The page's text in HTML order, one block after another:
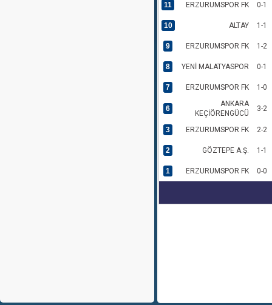
11 ERZURUMSPOR FK 0-1
10 ALTAY 1-1
9 ERZURUMSPOR FK 1-2
8 YENİ MALATYASPOR 0-1
7 ERZURUMSPOR FK 1-0
6
ANKARA
KEÇİÖRENGÜCÜ
3-2
3 ERZURUMSPOR FK 2-2
2 GÖZTEPE A.Ş. 1-1
1 ERZURUMSPOR FK 0-0